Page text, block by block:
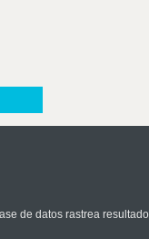
de datos rastrea